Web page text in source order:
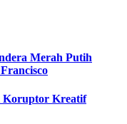
Merah Putih
Koruptor Kreatif